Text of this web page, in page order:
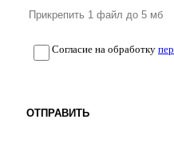
Согласие на обработку
ОТПРАВИТЬ